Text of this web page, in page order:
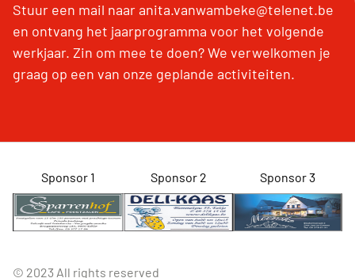
Stuur een mail naar anita.vanwambeke@telenet.be
en ontvang het jaarprogramma voor het volgende
werkjaar. Zin om mee te doen? We verwelkomen je
graag op een van onze geplande activiteiten.
Sponsor 1 Sponsor 2 Sponsor 3
© 2023 All rights reserved